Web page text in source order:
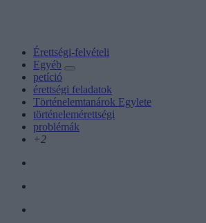
Érettségi-felvételi
Egyéb
petíció
érettségi feladatok
Történelemtanárok Egylete
történelemérettségi
problémák
+2